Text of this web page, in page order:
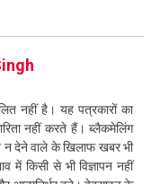
नहीं है। यह पत्रकारों का
नहीं करते हैं। ब्लैकमेलिंग
न देने वाले के खिलाफ खबर भी
में किसी से भी विज्ञापन नहीं